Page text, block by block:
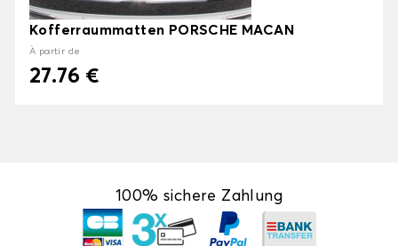
Kofferraummatten PORSCHE MACAN
À partir de
27.76 €
100% sichere Zahlung